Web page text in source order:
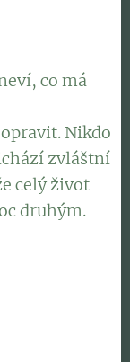
co má
Nikdo
zvláštní
celý život
druhým.